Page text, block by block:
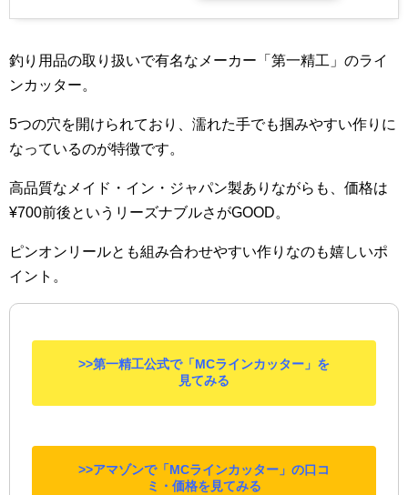
釣り用品の取り扱いで有名なメーカー「第一精工」のライ
ンカッター。
5つの穴を開けられており、濡れた手でも掴みやすい作りに
なっているのが特徴です。
高品質なメイド・イン・ジャパン製ありながらも、価格は
¥700前後というリーズナブルさがGOOD。
ピンオンリールとも組み合わせやすい作りなのも嬉しいポ
イント。
>>第一精工公式で「MCラインカッター」を
見てみる
>>アマゾンで「MCラインカッター」の口コ
ミ・価格を見てみる